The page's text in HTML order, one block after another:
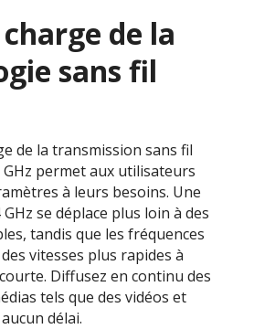
de la
sans fil
de la transmission sans fil
permet aux utilisateurs
à leurs besoins. Une
se déplace plus loin à des
tandis que les fréquences
vitesses plus rapides à
Diffusez en continu des
tels que des vidéos et
délai.